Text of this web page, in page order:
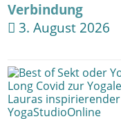
Verbindung
3. August 2026